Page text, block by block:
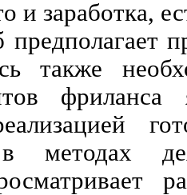
и заработка,
также
в методах